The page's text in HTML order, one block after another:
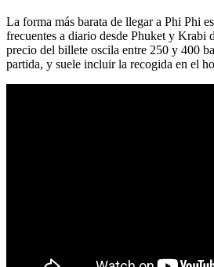
La forma más barata de llegar a Phi Phi
frecuentes a diario desde Phuket y Krabi
precio del billete oscila entre 250 y 400
partida, y suele incluir la recogida en el